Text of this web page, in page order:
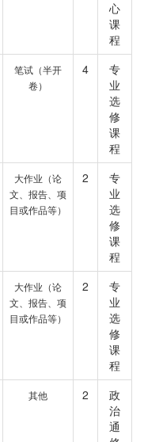
心
课
程
笔试（半开
卷）
4
专
业
选
修
课
程
大作业（论
文、报告、项
目或作品等）
2
专
业
选
修
课
程
大作业（论
文、报告、项
目或作品等）
2
专
业
选
修
课
程
其他 2
政
治
通